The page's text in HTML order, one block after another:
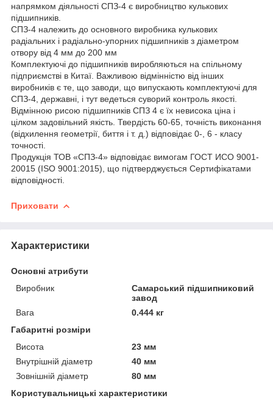
напрямком діяльності СПЗ-4 є виробництво кулькових
підшипників.
СПЗ-4 належить до основного виробника кулькових
радіальних і радіально-упорних підшипників з діаметром
отвору від 4 мм до 200 мм
Комплектуючі до підшипників виробляються на спільному
підприємстві в Китаї. Важливою відмінністю від інших
виробників є те, що заводи, що випускають комплектуючі для
СПЗ-4, державні, і тут ведеться суворий контроль якості.
Відмінною рисою підшипників СПЗ 4 є їх невисока ціна і
цілком задовільний якість. Твердість 60-65, точність виконання
(відхилення геометрії, биття і т. д.) відповідає 0-, 6 - класу
точності.
Продукція ТОВ «СПЗ-4» відповідає вимогам ГОСТ ИСО 9001-
20015 (ISO 9001:2015), що підтверджується Сертифікатами
відповідності.
Приховати
Характеристики
Основні атрибути
Виробник
Самарський підшипниковий
завод
Вага
0.444 кг
Габаритні розміри
Висота
23 мм
Внутрішній діаметр
40 мм
Зовнішній діаметр
80 мм
Користувальницькі характеристики